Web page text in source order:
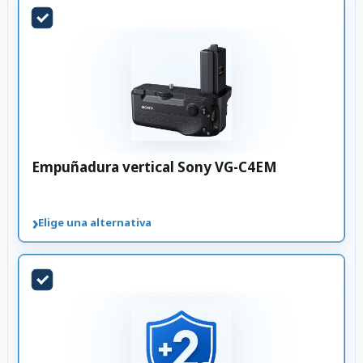
Empuñadura vertical Sony VG-C4EM
›Elige una alternativa